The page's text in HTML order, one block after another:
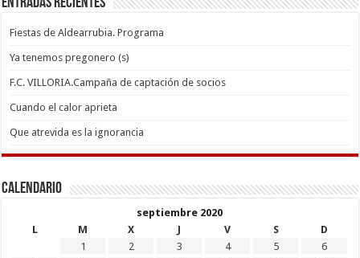
Fiestas de Aldearrubia. Programa
Ya tenemos pregonero (s)
F.C. VILLORIA.Campaña de captación de socios
Cuando el calor aprieta
Que atrevida es la ignorancia
Calendario
septiembre 2020
L
M X J V S
D
1
2 3 4 5
6